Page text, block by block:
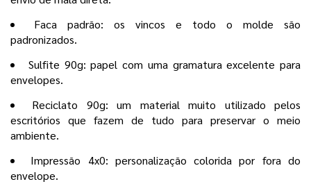
Faca padrão: os vincos e todo o molde são
padronizados.
Sulfite 90g: papel com uma gramatura excelente para
envelopes.
Reciclato 90g: um material muito utilizado pelos
escritórios que fazem de tudo para preservar o meio
ambiente.
Impressão 4x0: personalização colorida por fora do
envelope.